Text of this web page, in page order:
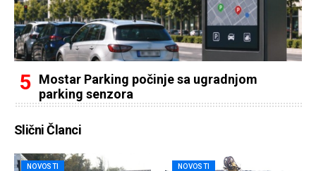
Mostar Parking počinje sa ugradnjom
parking senzora
Slični Članci
NOVOSTI NOVOSTI